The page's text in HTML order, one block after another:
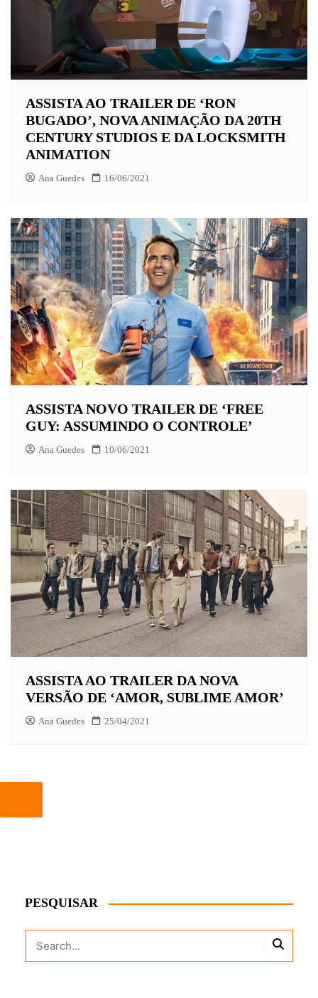
ASSISTA AO TRAILER DE ‘RON
BUGADO’, NOVA ANIMAÇÃO DA 20TH
CENTURY STUDIOS E DA LOCKSMITH
ANIMATION
Ana Guedes 16/06/2021
ASSISTA NOVO TRAILER DE ‘FREE
GUY: ASSUMINDO O CONTROLE’
Ana Guedes 10/06/2021
ASSISTA AO TRAILER DA NOVA
VERSÃO DE ‘AMOR, SUBLIME AMOR’
Ana Guedes 25/04/2021
PESQUISAR